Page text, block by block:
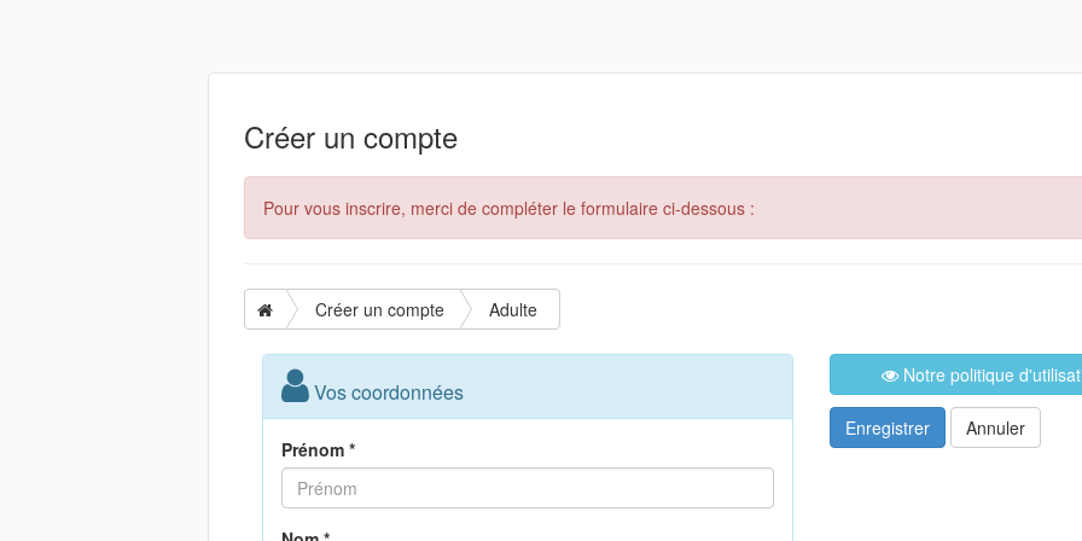
Créer un compte
Pour vous inscrire, merci de compléter le formulaire ci-dessous :
Créer un compte Adulte
Vos coordonnées
Prénom *
Notre politique
Enregistrer Annuler